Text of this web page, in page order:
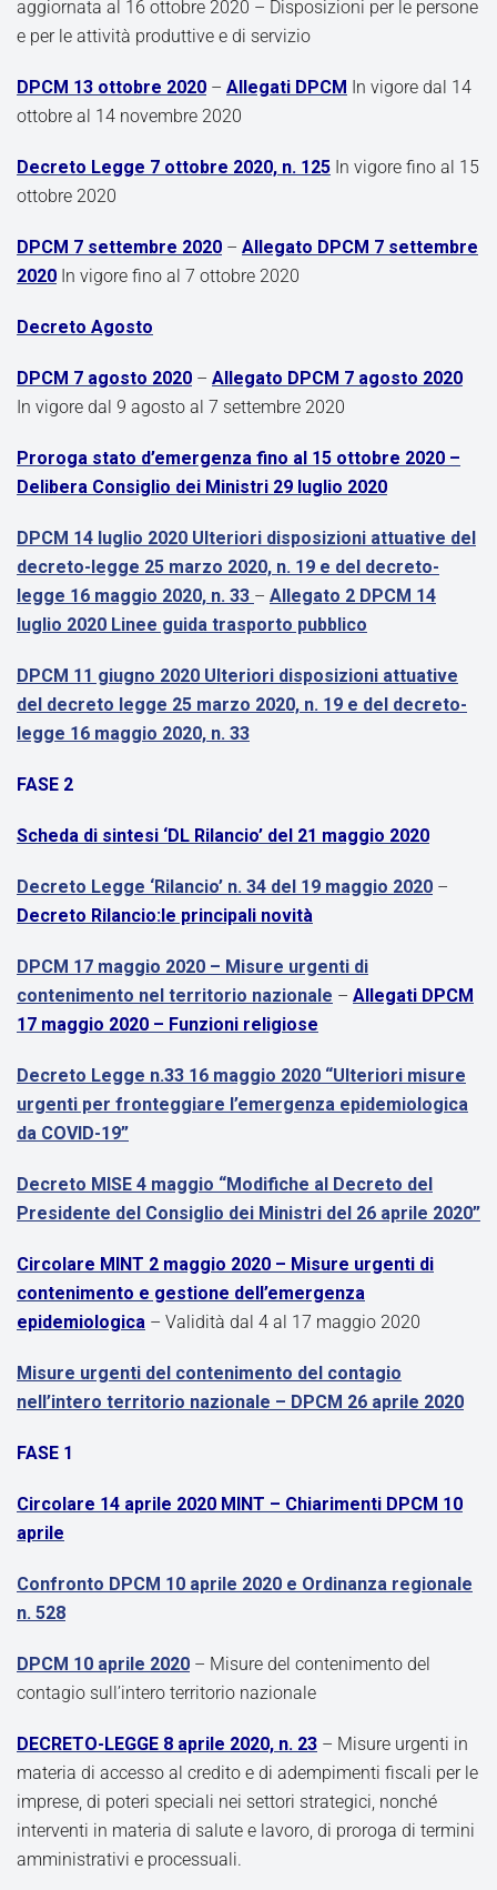
aggiornata al 16 ottobre 2020 – Disposizioni per le persone
e per le attività produttive e di servizio
DPCM 13 ottobre 2020 – Allegati DPCM In vigore dal 14
ottobre al 14 novembre 2020
Decreto Legge 7 ottobre 2020, n. 125 In vigore fino al 15
ottobre 2020
DPCM 7 settembre 2020 – Allegato DPCM 7 settembre
2020 In vigore fino al 7 ottobre 2020
Decreto Agosto
DPCM 7 agosto 2020 – Allegato DPCM 7 agosto 2020
In vigore dal 9 agosto al 7 settembre 2020
Proroga stato d’emergenza fino al 15 ottobre 2020 –
Delibera Consiglio dei Ministri 29 luglio 2020
DPCM 14 luglio 2020 Ulteriori disposizioni attuative del
decreto-legge 25 marzo 2020, n. 19 e del decreto-
legge 16 maggio 2020, n. 33 – Allegato 2 DPCM 14
luglio 2020 Linee guida trasporto pubblico
DPCM 11 giugno 2020 Ulteriori disposizioni attuative
del decreto legge 25 marzo 2020, n. 19 e del decreto-
legge 16 maggio 2020, n. 33
FASE 2
Scheda di sintesi ‘DL Rilancio’ del 21 maggio 2020
Decreto Legge ‘Rilancio’ n. 34 del 19 maggio 2020 –
Decreto Rilancio:le principali novità
DPCM 17 maggio 2020 – Misure urgenti di
contenimento nel territorio nazionale – Allegati DPCM
17 maggio 2020 – Funzioni religiose
Decreto Legge n.33 16 maggio 2020 “Ulteriori misure
urgenti per fronteggiare l’emergenza epidemiologica
da COVID-19”
Decreto MISE 4 maggio “Modifiche al Decreto del
Presidente del Consiglio dei Ministri del 26 aprile 2020”
Circolare MINT 2 maggio 2020 – Misure urgenti di
contenimento e gestione dell’emergenza
epidemiologica – Validità dal 4 al 17 maggio 2020
Misure urgenti del contenimento del contagio
nell’intero territorio nazionale – DPCM 26 aprile 2020
FASE 1
Circolare 14 aprile 2020 MINT – Chiarimenti DPCM 10
aprile
Confronto DPCM 10 aprile 2020 e Ordinanza regionale
n. 528
DPCM 10 aprile 2020 – Misure del contenimento del
contagio sull’intero territorio nazionale
DECRETO-LEGGE 8 aprile 2020, n. 23 – Misure urgenti in
materia di accesso al credito e di adempimenti fiscali per le
imprese, di poteri speciali nei settori strategici, nonché
interventi in materia di salute e lavoro, di proroga di termini
amministrativi e processuali.